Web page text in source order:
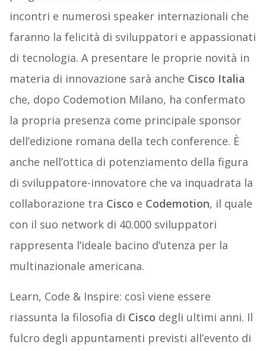
incontri e numerosi speaker internazionali che
faranno la felicità di sviluppatori e appassionati
di tecnologia. A presentare le proprie novità in
materia di innovazione sarà anche Cisco Italia
che, dopo Codemotion Milano, ha confermato
la propria presenza come principale sponsor
dell’edizione romana della tech conference. È
anche nell’ottica di potenziamento della figura
di sviluppatore-innovatore che va inquadrata la
collaborazione tra Cisco e Codemotion, il quale
con il suo network di 40.000 sviluppatori
rappresenta l’ideale bacino d’utenza per la
multinazionale americana.
Learn, Code & Inspire: così viene essere
riassunta la filosofia di Cisco degli ultimi anni. Il
fulcro degli appuntamenti previsti all’evento di